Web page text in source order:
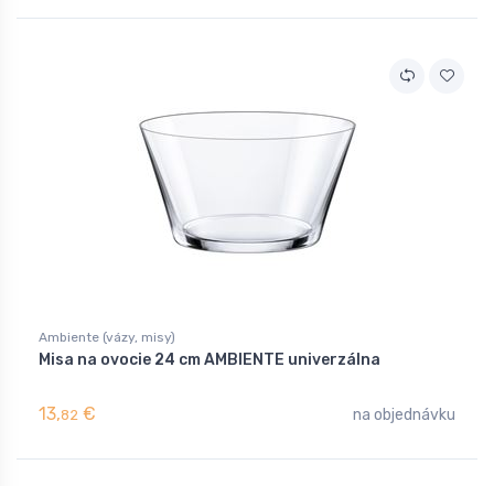
Ambiente (vázy, misy)
Misa na ovocie 24 cm AMBIENTE univerzálna
13,82 € na objednávku